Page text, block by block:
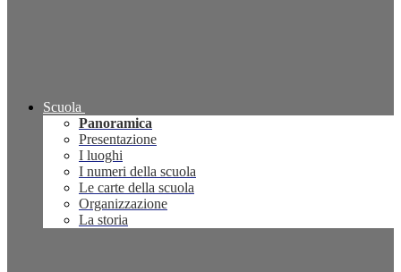
Scuola
Panoramica
Presentazione
I luoghi
I numeri della scuola
Le carte della scuola
Organizzazione
La storia